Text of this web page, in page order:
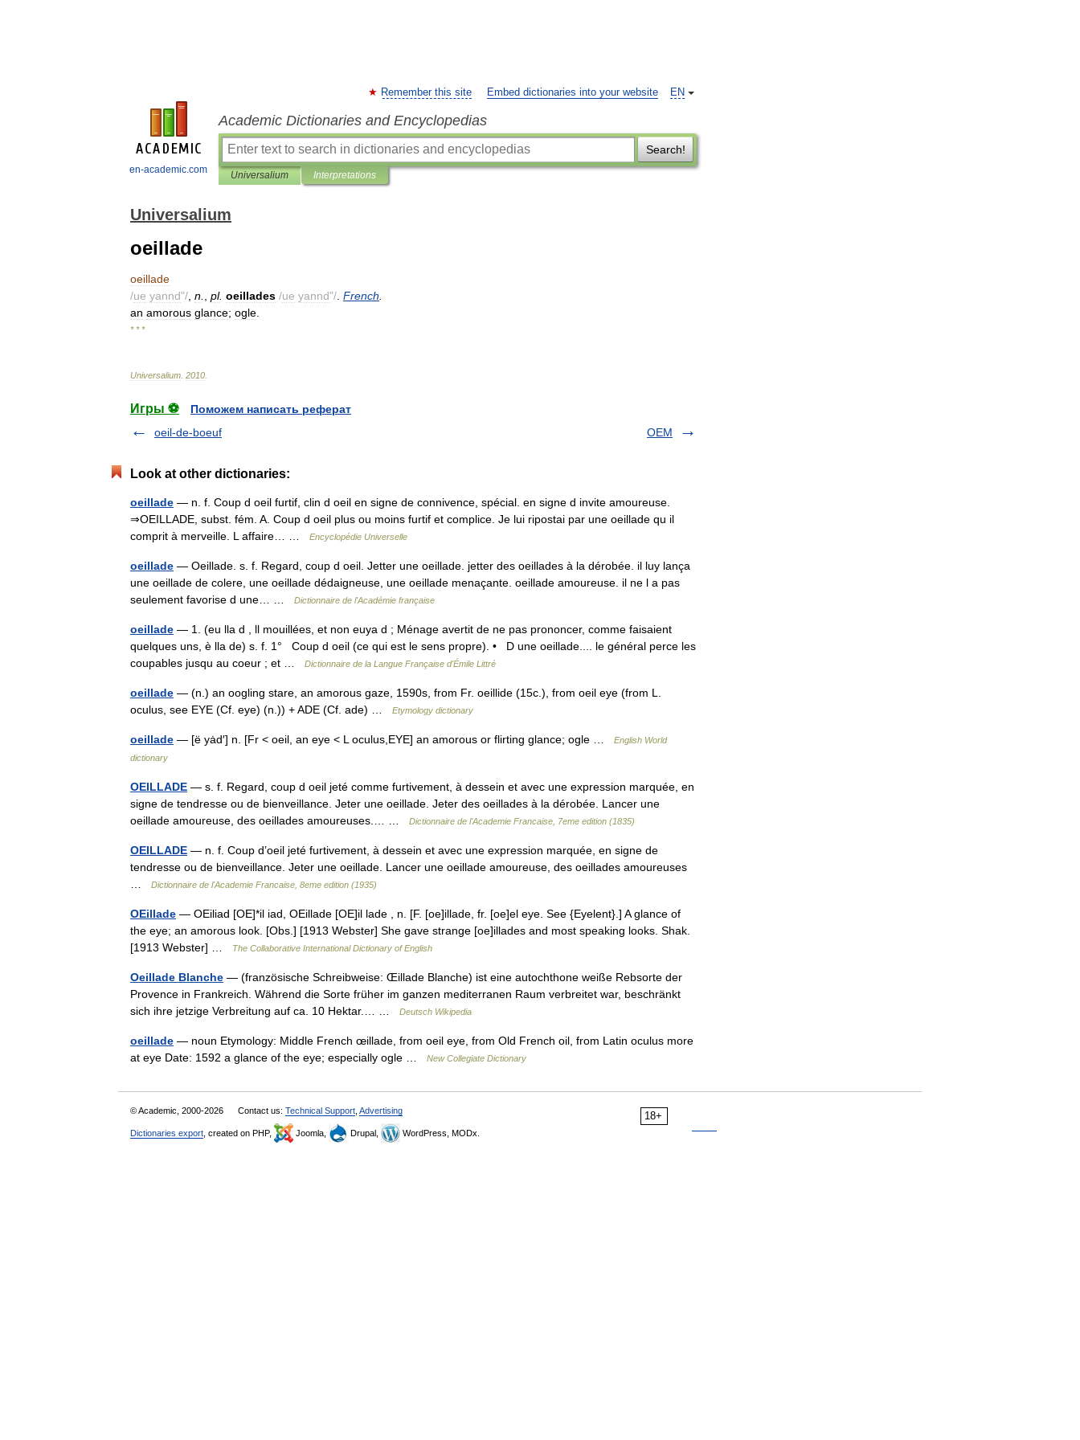
en-academic.com
EN
Remember this site Embed dictionaries into your website
Academic Dictionaries and Encyclopedias
Search!
Universalium Interpretations
Universalium
oeillade
oeillade
/ue yannd"/ n pl. oeillades /ue yannd"/ French
an amorous glance; ogle
* * *
Universalium 2010
Игры ⚽
Поможем написать реферат
oeil-de-boeuf
OEM
Look at other dictionaries:
oeillade — n. f. Coup d oeil furtif, clin d oeil en signe de connivence, spécial. en signe d invite amoureuse.
⇒OEILLADE, subst. fém. A. Coup d oeil plus ou moins furtif et complice. Je lui ripostai par une oeillade qu il
comprit à merveille. L affaire… …
Encyclopédie Universelle
oeillade — Oeillade. s. f. Regard, coup d oeil. Jetter une oeillade. jetter des oeillades à la dérobée. il luy lança
une oeillade de colere, une oeillade dédaigneuse, une oeillade menaçante. oeillade amoureuse. il ne l a pas
seulement favorise d une… …
Dictionnaire de l'Académie française
oeillade — 1. (eu lla d , ll mouillées, et non euya d ; Ménage avertit de ne pas prononcer, comme faisaient
quelques uns, è lla de) s. f. 1° Coup d oeil (ce qui est le sens propre). • D une oeillade.... le général perce les
coupables jusqu au coeur ; et …
Dictionnaire de la Langue Française d'Émile Littré
oeillade — (n.) an oogling stare, an amorous gaze, 1590s, from Fr. oeillide (15c.), from oeil eye (from L.
oculus, see EYE (Cf. eye) (n.)) + ADE (Cf. ade) …
Etymology dictionary
oeillade — [ë yȧd′] n. [Fr < oeil, an eye < L oculus,EYE] an amorous or flirting glance; ogle …
English World
dictionary
OEILLADE — s. f. Regard, coup d oeil jeté comme furtivement, à dessein et avec une expression marquée, en
signe de tendresse ou de bienveillance. Jeter une oeillade. Jeter des oeillades à la dérobée. Lancer une
oeillade amoureuse, des oeillades amoureuses.… …
Dictionnaire de l'Academie Francaise, 7eme edition (1835)
OEILLADE — n. f. Coup d’oeil jeté furtivement, à dessein et avec une expression marquée, en signe de
tendresse ou de bienveillance. Jeter une oeillade. Lancer une oeillade amoureuse, des oeillades amoureuses
Dictionnaire de l'Academie Francaise, 8eme edition (1935)
OEillade — OEiliad [OE]*il iad, OEillade [OE]il lade , n. [F. [oe]illade, fr. [oe]el eye. See {Eyelent}.] A glance of
the eye; an amorous look. [Obs.] [1913 Webster] She gave strange [oe]illades and most speaking looks. Shak.
[1913 Webster] …
The Collaborative International Dictionary of English
Oeillade Blanche — (französische Schreibweise: Œillade Blanche) ist eine autochthone weiße Rebsorte der
Provence in Frankreich. Während die Sorte früher im ganzen mediterranen Raum verbreitet war, beschränkt
sich ihre jetzige Verbreitung auf ca. 10 Hektar.… …
Deutsch Wikipedia
oeillade — noun Etymology: Middle French œillade, from oeil eye, from Old French oil, from Latin oculus more
at eye Date: 1592 a glance of the eye; especially ogle …
New Collegiate Dictionary
18+
© Academic, 2000-2026 Contact us: Technical Support Advertising
Dictionaries export , created on PHP, Joomla, Drupal, WordPress, MODx.